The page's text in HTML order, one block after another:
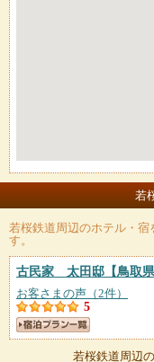
若
若桜鉄道周辺のホテル・宿
す。
古民家 太田邸 【鳥取県
お客さまの声（2件）
5
若桜鉄道周辺